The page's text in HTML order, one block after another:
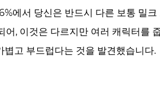
에서 당신은 반드시 다른 보통 밀
, 이것은 다르지만 여러 캐릭터를
고 부드럽다는 것을 발견했습니다.